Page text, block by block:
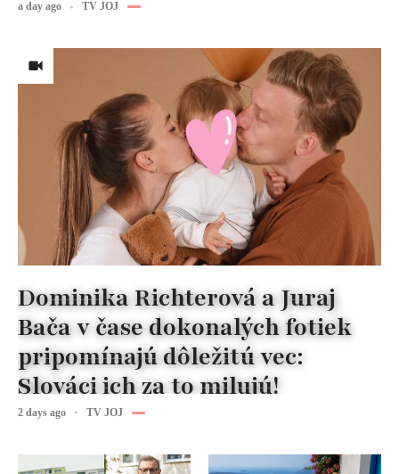
a day ago TV JOJ
Dominika Richterová a Juraj
Bača v čase dokonalých fotiek
pripomínajú dôležitú vec:
Slováci ich za to milujú!
2 days ago TV JOJ